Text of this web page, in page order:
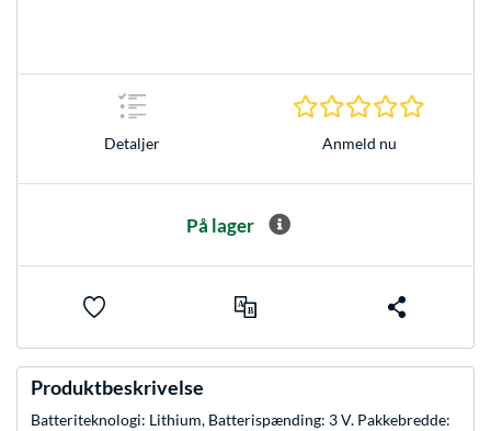
Detaljer Anmeld nu
På lager
Produktbeskrivelse
Batteriteknologi: Lithium, Batterispænding: 3 V. Pakkebredde: